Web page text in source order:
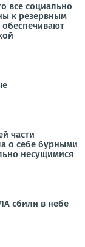
все социально
к резервным
части
о себе бурными
несущимися
сбили в небе